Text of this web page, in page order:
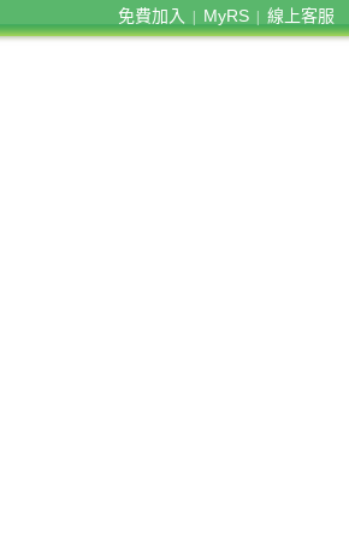
免費加入 MyRS 線上客服